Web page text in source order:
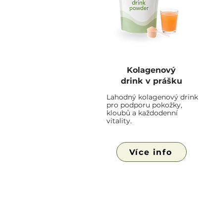
Kolagenový
drink v prášku
Lahodný kolagenový drink
pro podporu pokožky,
kloubů a každodenní
vitality.
Více info